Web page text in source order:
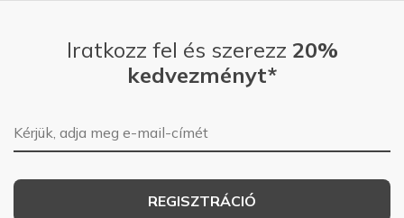
Iratkozz fel és szerezz 20%
kedvezményt*
E-mail-cím
REGISZTRÁCIÓ